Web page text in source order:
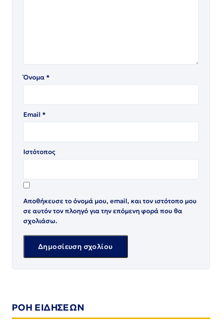
Όνομα*
Email *
Ιστότοπος
Αποθήκευσε το όνομά μου, email, και τον ιστότοπο μου
σε αυτόν τον πλοηγό για την επόμενη φορά που θα
σχολιάσω.
ΡΟΗ ΕΙΔΗΣΕΩΝ